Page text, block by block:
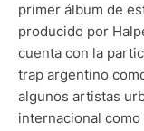
primer álbum de
producido por
cuenta con la
trap argentino
algunos artistas
internacional como